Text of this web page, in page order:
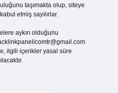
taşımakta olup, siteye
etmiş sayılırlar.
aykırı olduğunu
ilgili içerikler yasal süre